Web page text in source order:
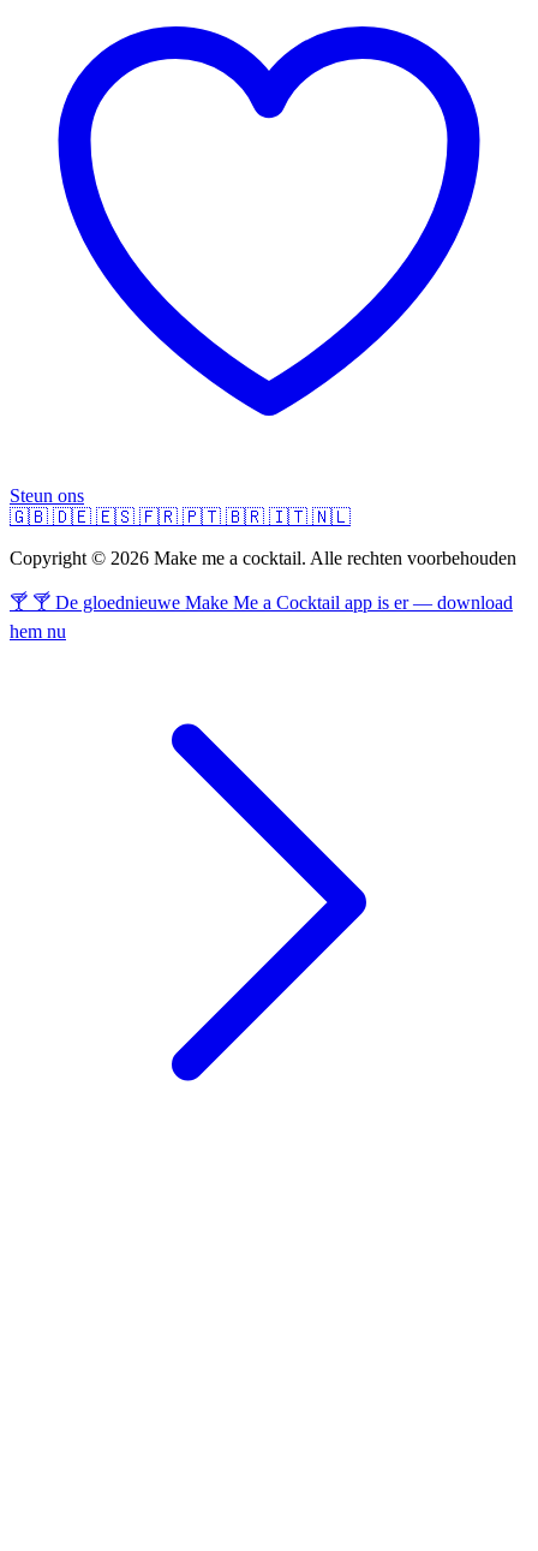
Steun ons
🇬🇧 🇩🇪 🇪🇸 🇫🇷 🇵🇹 🇧🇷 🇮🇹 🇳🇱
Copyright © 2026 Make me a cocktail. Alle rechten voorbehouden
🍸 🍸 De gloednieuwe Make Me a Cocktail app is er — download
hem nu